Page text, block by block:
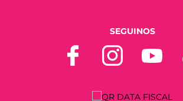
SEGUINOS